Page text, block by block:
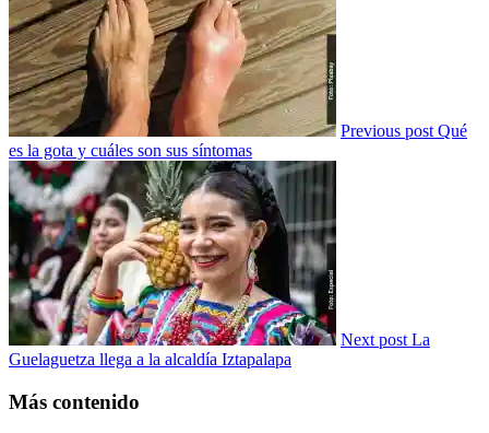
Previous post Qué
es la gota y cuáles son sus síntomas
Next post La
Guelaguetza llega a la alcaldía Iztapalapa
Más contenido